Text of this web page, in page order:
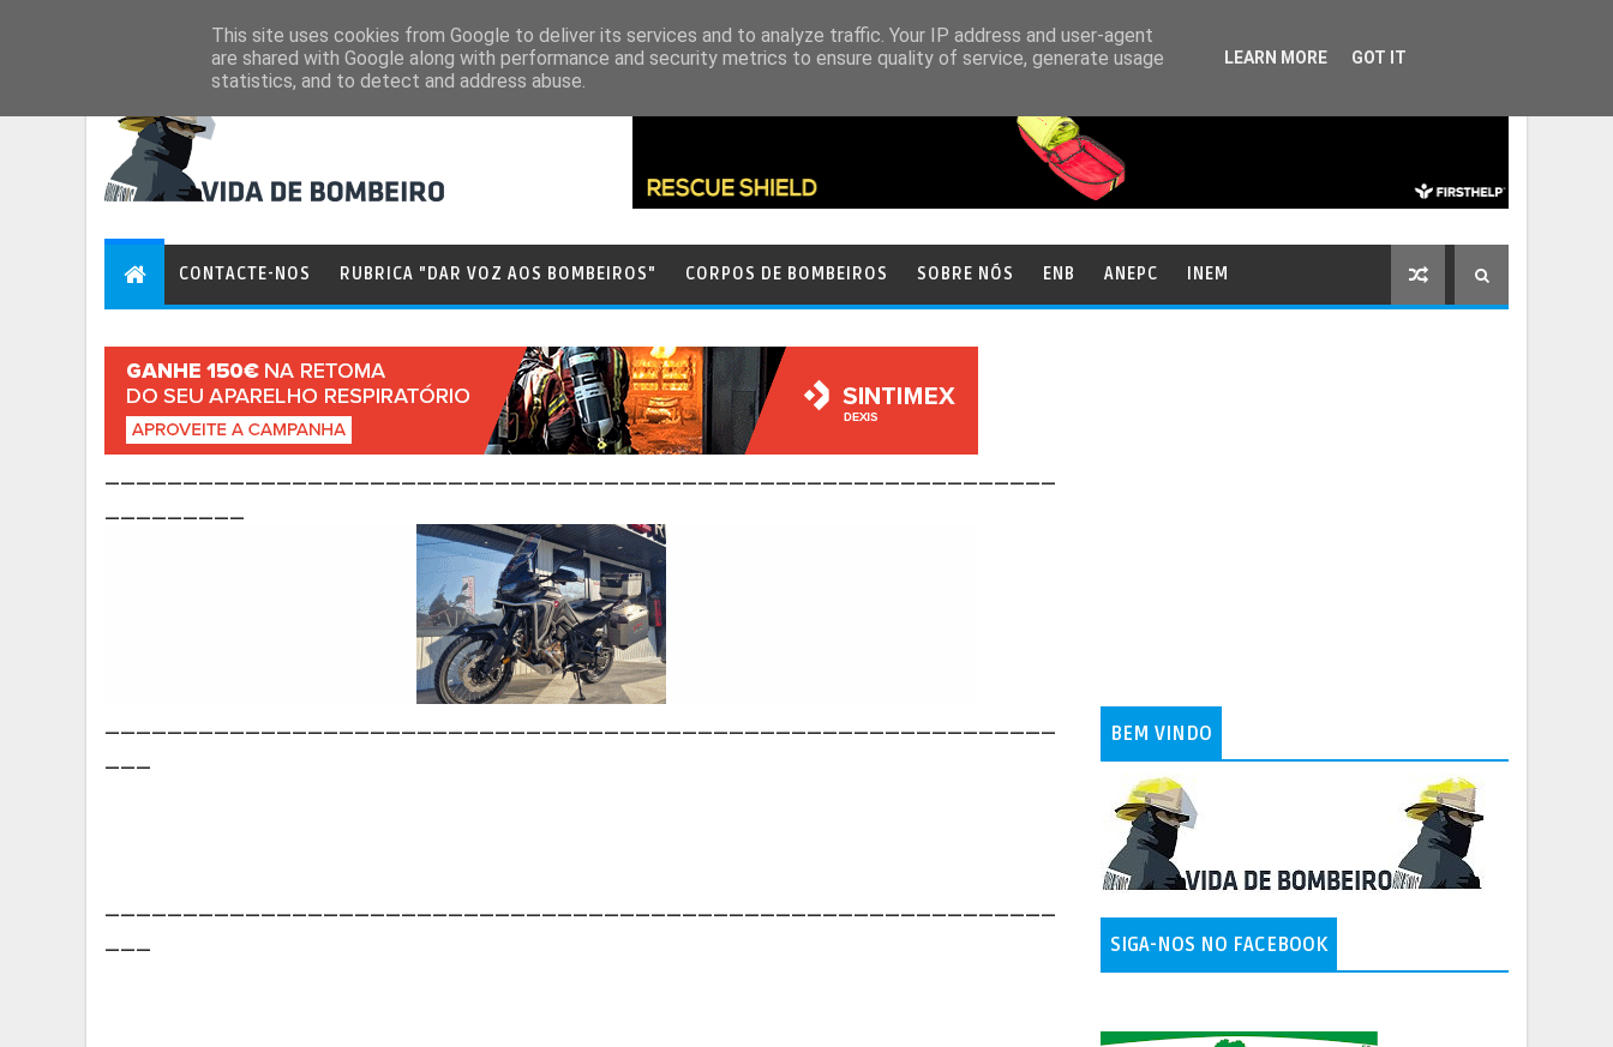
CONTACTE-NOS RUBRICA "DAR VOZ AOS BOMBEIROS" CORPOS DE BOMBEIROS SOBRE NÓS ENB ANEPC INEM
BEM VINDO
SIGA-NOS NO FACEBOOK
This site uses cookies from Google to deliver its services and to analyze traffic. Your IP address and user-agent
are shared with Google along with performance and security metrics to ensure quality of service, generate usage
statistics, and to detect and address abuse.
LEARN MORE GOT IT